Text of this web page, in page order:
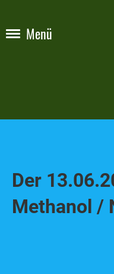
Menü
Der
Methanol /